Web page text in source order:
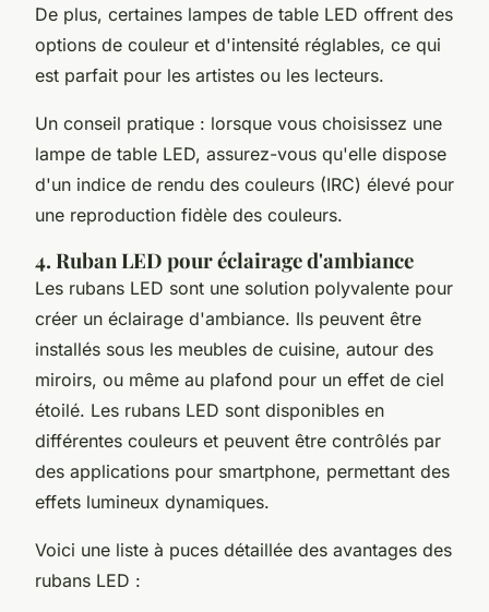
De plus, certaines lampes de table LED offrent des
options de couleur et d'intensité réglables, ce qui
est parfait pour les artistes ou les lecteurs.
Un conseil pratique : lorsque vous choisissez une
lampe de table LED, assurez-vous qu'elle dispose
d'un indice de rendu des couleurs (IRC) élevé pour
une reproduction fidèle des couleurs.
4. Ruban LED pour éclairage d'ambiance
Les rubans LED sont une solution polyvalente pour
créer un éclairage d'ambiance. Ils peuvent être
installés sous les meubles de cuisine, autour des
miroirs, ou même au plafond pour un effet de ciel
étoilé. Les rubans LED sont disponibles en
différentes couleurs et peuvent être contrôlés par
des applications pour smartphone, permettant des
effets lumineux dynamiques.
Voici une liste à puces détaillée des avantages des
rubans LED :